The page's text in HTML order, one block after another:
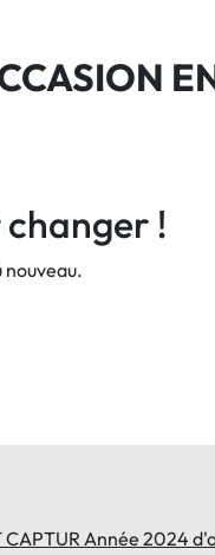
!
nouveau.
CAPTUR Année 2024